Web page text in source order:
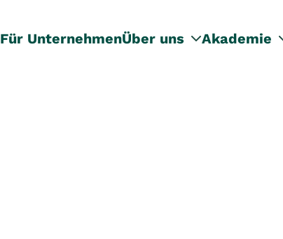
Für UnternehmenÜber uns Akademie